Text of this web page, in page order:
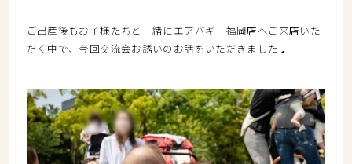
ご出産後もお子様たちと一緒にエアバギー福岡店へご来店いた
だく中で、今回交流会お誘いのお話をいただきました♩